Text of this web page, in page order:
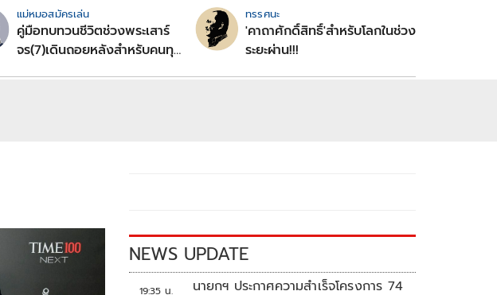
แม่หมอสมัครเล่น
คู่มือทบทวนชีวิตช่วงพระเสาร์
จร(7)เดินถอยหลังสำหรับคนทุก
ทรรศนะ
'คาถาศักดิ์สิทธิ์'สำหรับโลกในช่วง
ระยะผ่าน!!!
NEWS UPDATE
19:35 น.
นายกฯ ประกาศความสำเร็จโครงการ 74